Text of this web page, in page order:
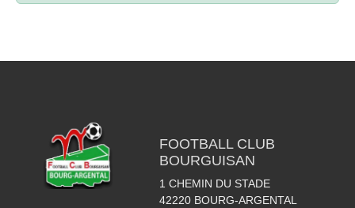
FOOTBALL CLUB
BOURGUISAN
1 CHEMIN DU STADE
42220 BOURG-ARGENTAL